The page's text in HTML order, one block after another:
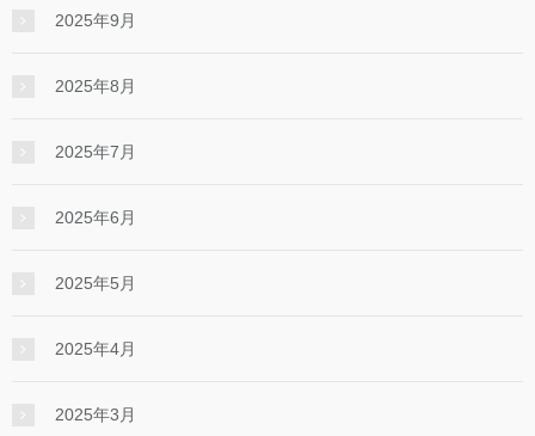
2025年9月
2025年8月
2025年7月
2025年6月
2025年5月
2025年4月
2025年3月